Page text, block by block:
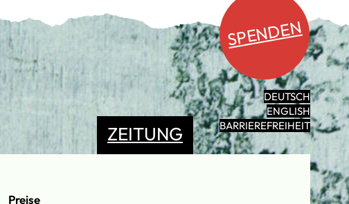
SPENDEN
DEUTSCH
ENGLISH
BARRIEREFREIHEIT
ZEITUNG
Preise